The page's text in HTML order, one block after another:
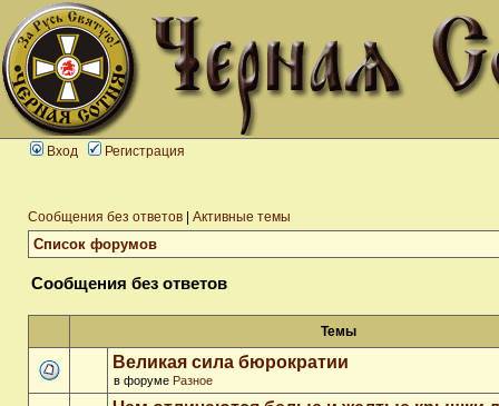
Вход Регистрация
Сообщения без ответов Активные темы
Список форумов
Сообщения без ответов
Темы
Великая сила бюрократии
в форуме Разное